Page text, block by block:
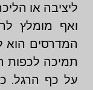
ליציבה או
ואף מומלץ
המדרסים הוא
תמיכה לכפות
על כף הרגל.